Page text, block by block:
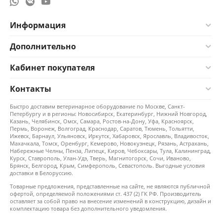
Информация
Дополнительно
Кабинет покупателя
Контакты
Быстро доставим ветеринарное оборудование по Москве, Санкт-
Петербургу и в регионы: Новосибирск, Екатеринбург, Нижний Новгород,
Казань, Челябинск, Омск, Самара, Ростов-на-Дону, Уфа, Красноярск,
Пермь, Воронеж, Волгоград, Краснодар, Саратов, Тюмень, Тольятти,
Ижевск, Барнаул, Ульяновск, Иркутск, Хабаровск, Ярославль, Владивосток,
Махачкала, Томск, Оренбург, Кемерово, Новокузнецк, Рязань, Астрахань,
Набережные Челны, Пенза, Липецк, Киров, Чебоксары, Тула, Калининград,
Курск, Ставрополь, Улан-Удэ, Тверь, Магнитогорск, Сочи, Иваново,
Брянск, Белгород, Крым, Симферополь, Севастополь. Выгодные условия
доставки в Белоруссию.
Товарные предложения, представленные на сайте, не являются публичной
офертой, определяемой положениями ст. 437 (2) ГК РФ. Производитель
оставляет за собой право на внесение изменений в конструкцию, дизайн и
комплектацию товара без дополнительного уведомления.